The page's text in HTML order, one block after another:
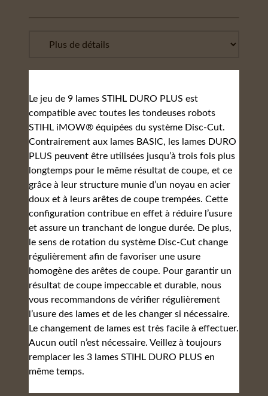
Le jeu de 9 lames STIHL DURO PLUS est
compatible avec toutes les tondeuses robots
STIHL iMOW® équipées du système Disc-Cut.
Contrairement aux lames BASIC, les lames DURO
PLUS peuvent être utilisées jusqu’à trois fois plus
longtemps pour le même résultat de coupe, et ce
grâce à leur structure munie d’un noyau en acier
doux et à leurs arêtes de coupe trempées. Cette
configuration contribue en effet à réduire l’usure
et assure un tranchant de longue durée. De plus,
le sens de rotation du système Disc-Cut change
régulièrement afin de favoriser une usure
homogène des arêtes de coupe. Pour garantir un
résultat de coupe impeccable et durable, nous
vous recommandons de vérifier régulièrement
l’usure des lames et de les changer si nécessaire.
Le changement de lames est très facile à effectuer.
Aucun outil n’est nécessaire. Veillez à toujours
remplacer les 3 lames STIHL DURO PLUS en
même temps.